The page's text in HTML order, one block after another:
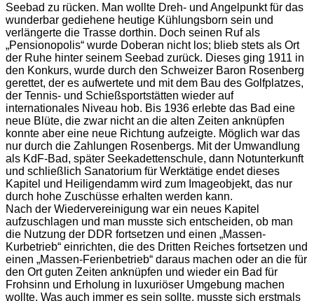
Seebad zu rücken. Man wollte Dreh- und Angelpunkt für das
wunderbar gediehene heutige Kühlungsborn sein und
verlängerte die Trasse dorthin. Doch seinen Ruf als
„Pensionopolis“ wurde Doberan nicht los; blieb stets als Ort
der Ruhe hinter seinem Seebad zurück. Dieses ging 1911 in
den Konkurs, wurde durch den Schweizer Baron Rosenberg
gerettet, der es aufwertete und mit dem Bau des Golfplatzes,
der Tennis- und Schießsportstätten wieder auf
internationales Niveau hob. Bis 1936 erlebte das Bad eine
neue Blüte, die zwar nicht an die alten Zeiten anknüpfen
konnte aber eine neue Richtung aufzeigte. Möglich war das
nur durch die Zahlungen Rosenbergs. Mit der Umwandlung
als KdF-Bad, später Seekadettenschule, dann Notunterkunft
und schließlich Sanatorium für Werktätige endet dieses
Kapitel und Heiligendamm wird zum Imageobjekt, das nur
durch hohe Zuschüsse erhalten werden kann.
Nach der Wiedervereinigung war ein neues Kapitel
aufzuschlagen und man musste sich entscheiden, ob man
die Nutzung der DDR fortsetzen und einen „Massen-
Kurbetrieb“ einrichten, die des Dritten Reiches fortsetzen und
einen „Massen-Ferienbetrieb“ daraus machen oder an die für
den Ort guten Zeiten anknüpfen und wieder ein Bad für
Frohsinn und Erholung in luxuriöser Umgebung machen
wollte. Was auch immer es sein sollte, musste sich erstmals